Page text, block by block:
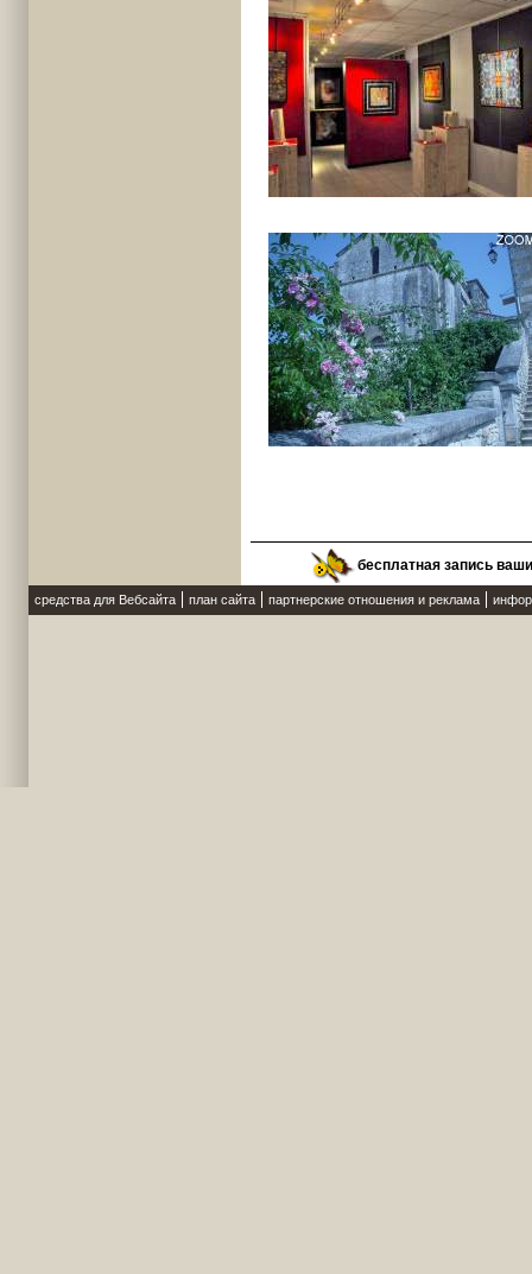
бесплатная запись
средства для Вебсайта план сайта партнерские отношения и реклама